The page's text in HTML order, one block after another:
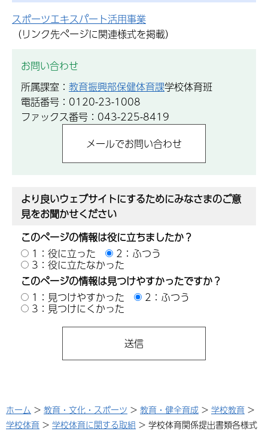
スポーツエキスパート活用事業
（リンク先ページに関連様式を掲載）
お問い合わせ
所属課室： 教育振興部保健体育課学校体育班
電話番号：0120-23-1008
ファックス番号：043-225-8419
より良いウェブサイトにするためにみなさまのご意
見をお聞かせください
このページの情報は役に立ちましたか？
1：役に立った
2：ふつう
3：役に立たなかった
このページの情報は見つけやすかったですか？
1：見つけやすかった
2：ふつう
3：見つけにくかった
ホーム > 教育・文化・スポーツ > 教育・健全育成 > 学校教育 >
学校体育 > 学校体育に関する取組 > 学校体育関係提出書類各様式